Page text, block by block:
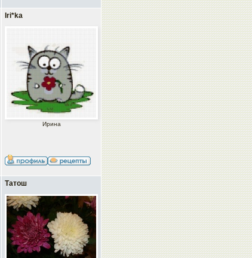
Iri*ka
Ирина
Татош